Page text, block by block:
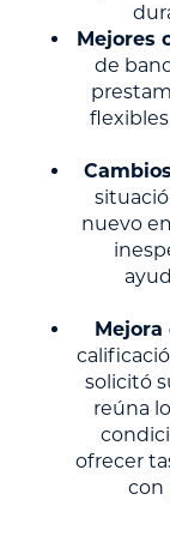
Mejores
de
nuevo
solicitó
reúna
ofrecer
con